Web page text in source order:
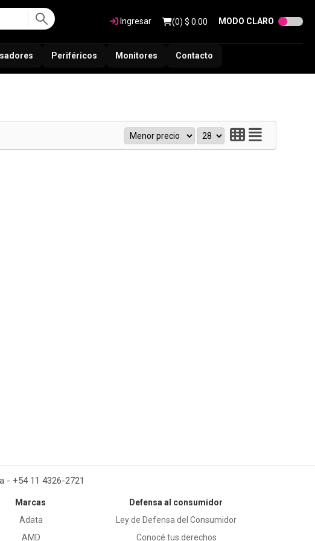
Ingresar (0) $ 0.00 MODO CLARO
Periféricos Monitores Contacto
- +54 11 4326-2721
Marcas
Adata
AMD
Defensa al consumidor
Ley de Defensa del Consumidor
Conocé tus derechos